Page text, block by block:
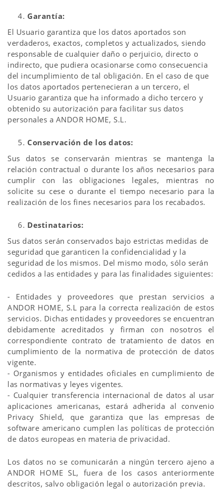
Garantía:
El Usuario garantiza que los datos aportados son
verdaderos, exactos, completos y actualizados, siendo
responsable de cualquier daño o perjuicio, directo o
indirecto, que pudiera ocasionarse como consecuencia
del incumplimiento de tal obligación. En el caso de que
los datos aportados pertenecieran a un tercero, el
Usuario garantiza que ha informado a dicho tercero y
obtenido su autorización para facilitar sus datos
personales a ANDOR HOME, S.L.
Conservación de los datos:
Sus datos se conservarán mientras se mantenga la
relación contractual o durante los años necesarios para
cumplir con las obligaciones legales, mientras no
solicite su cese o durante el tiempo necesario para la
realización de los fines necesarios para los recabados.
Destinatarios:
Sus datos serán conservados bajo estrictas medidas de
seguridad que garanticen la confidencialidad y la
seguridad de los mismos. Del mismo modo, sólo serán
cedidos a las entidades y para las finalidades siguientes:
- Entidades y proveedores que prestan servicios a
ANDOR HOME, S.L para la correcta realización de estos
servicios. Dichas entidades y proveedores se encuentran
debidamente acreditados y firman con nosotros el
correspondiente contrato de tratamiento de datos en
cumplimiento de la normativa de protección de datos
vigente.
- Organismos y entidades oficiales en cumplimiento de
las normativas y leyes vigentes.
- Cualquier transferencia internacional de datos al usar
aplicaciones americanas, estará adherida al convenio
Privacy Shield, que garantiza que las empresas de
software americano cumplen las políticas de protección
de datos europeas en materia de privacidad.
Los datos no se comunicarán a ningún tercero ajeno a
ANDOR HOME SL, fuera de los casos anteriormente
descritos, salvo obligación legal o autorización previa.